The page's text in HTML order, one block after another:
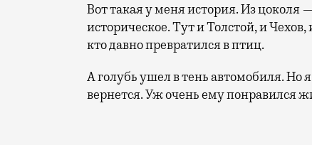
Вот такая у меня история. Из цоколя
историческое. Тут и Толстой, и
кто давно превратился в птиц.
А голубь ушел в тень автомобиля. Но
вернется. Уж очень ему понравился